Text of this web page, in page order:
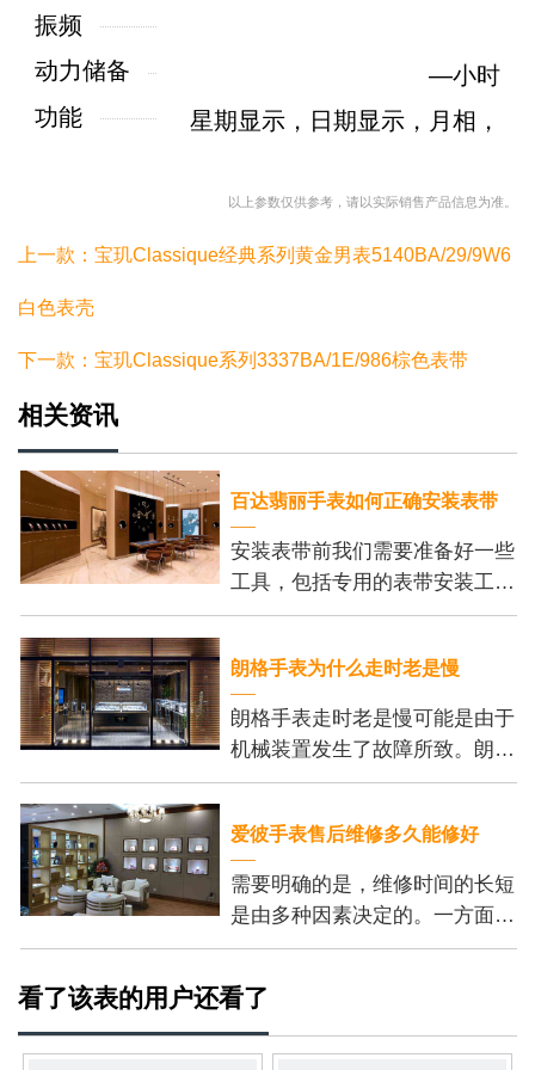
振频
动力储备
—小时
功能
星期显示，日期显示，月相，
以上参数仅供参考，请以实际销售产品信息为准。
上一款：宝玑Classique经典系列黄金男表5140BA/29/9W6
白色表壳
下一款：宝玑Classique系列3337BA/1E/986棕色表带
相关资讯
百达翡丽手表如何正确安装表带
安装表带前我们需要准备好一些
工具，包括专用的表带安装工
具、刻度尺和细尖钳。这些工具
带，并保证我们的操作
朗格手表为什么走时老是慢
朗格手表走时老是慢可能是由于
机械装置发生了故障所致。朗格
手表的机芯内部有许多精密的齿
证手表准确走时的基
爱彼手表售后维修多久能修好
需要明确的是，维修时间的长短
是由多种因素决定的。一方面，
维修的复杂程度是个重要的考虑
池或调整表带长度，
看了该表的用户还看了